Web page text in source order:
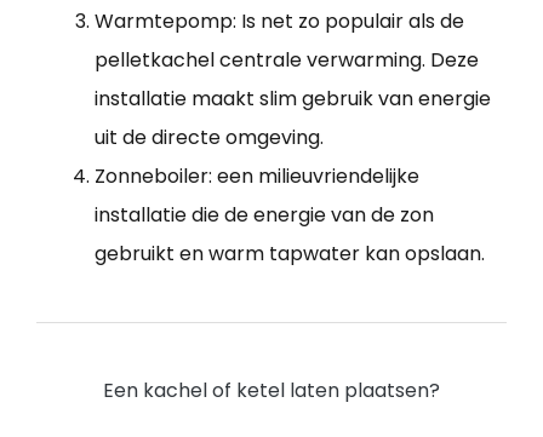
Warmtepomp: Is net zo populair als de
pelletkachel centrale verwarming. Deze
installatie maakt slim gebruik van energie
uit de directe omgeving.
Zonneboiler: een milieuvriendelijke
installatie die de energie van de zon
gebruikt en warm tapwater kan opslaan.
Een kachel of ketel laten plaatsen?